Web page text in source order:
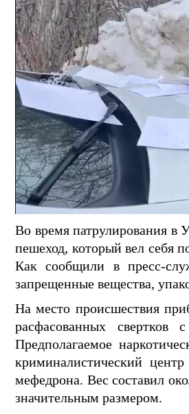
Во время патрулирования
пешеход, который вел себя
Как сообщили в пресс-
запрещенные вещества,
На место происшествия
расфасованных
Предполагаемое
криминалистический
мефедрона. Вес составил
значительным размером.